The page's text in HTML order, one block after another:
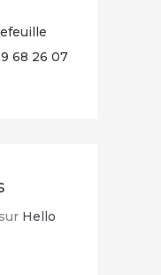
68 26 07
Hello